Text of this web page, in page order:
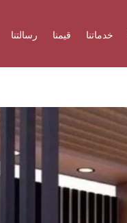
خدماتنا قيمنا رسالتنا